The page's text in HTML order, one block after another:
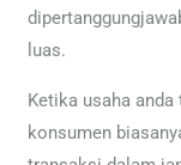
luas.
Ketika usaha
konsumen